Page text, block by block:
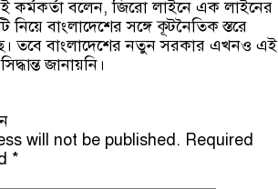
কর্মকর্তা বলেন,জিরো লাইনে এক লাইনের
নিয়ে বাংলাদেশের সঙ্গে কূটনৈতিক স্তরে
তবে বাংলাদেশের নতুন সরকার এখনও এই
জানায়নি।
will not be published. Required
*